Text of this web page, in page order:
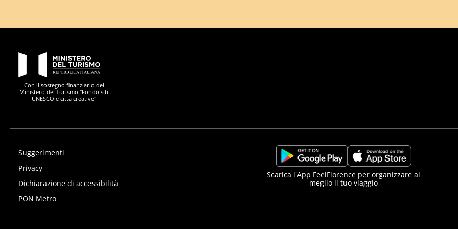
Con il sostegno finanziario del
Ministero del Turismo "Fondo siti
UNESCO e città creative"
Suggerimenti
Privacy
Dichiarazione di accessibilità
PON Metro
https://play.google.com/store/apps/details?
id=it.silfi.feelflorence
https://apps.apple.com/it/app/
Scarica l'App FeelFlorence per organizzare al
meglio il tuo viaggio